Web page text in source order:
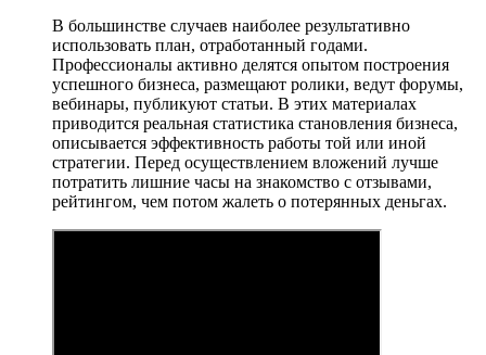
В большинстве случаев наиболее результативно
использовать план, отработанный годами.
Профессионалы активно делятся опытом построения
успешного бизнеса, размещают ролики, ведут форумы,
вебинары, публикуют статьи. В этих материалах
приводится реальная статистика становления бизнеса,
описывается эффективность работы той или иной
стратегии. Перед осуществлением вложений лучше
потратить лишние часы на знакомство с отзывами,
рейтингом, чем потом жалеть о потерянных деньгах.